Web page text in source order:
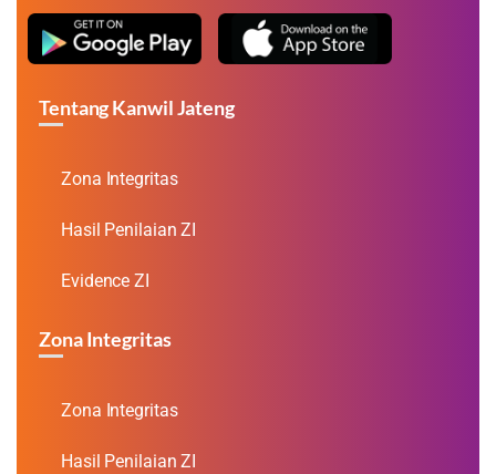
Tentang Kanwil Jateng
Zona Integritas
Hasil Penilaian ZI
Evidence ZI
Zona Integritas
Zona Integritas
Hasil Penilaian ZI